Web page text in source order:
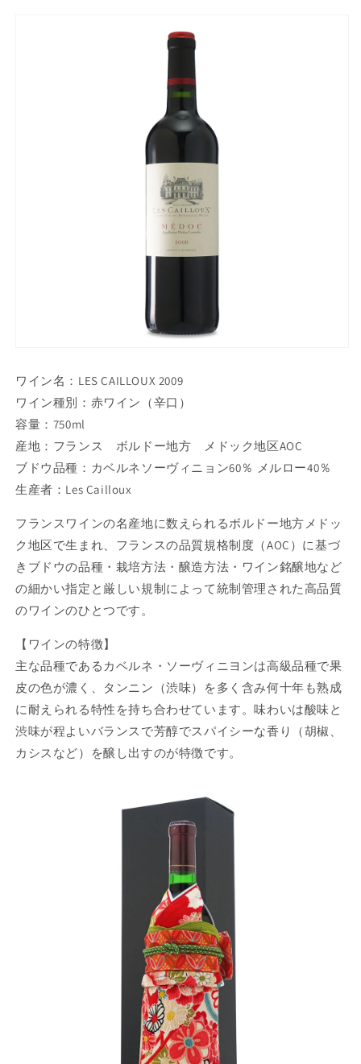
ワイン名：LES CAILLOUX 2009
ワイン種別：赤ワイン（辛口）
容量：750ml
産地：フランス ボルドー地方 メドック地区AOC
ブドウ品種：カベルネソーヴィニョン60％ メルロー40％
生産者：Les Cailloux
フランスワインの名産地に数えられるボルドー地方メドッ
ク地区で生まれ、フランスの品質規格制度（AOC）に基づ
きブドウの品種・栽培方法・醸造方法・ワイン銘醸地など
の細かい指定と厳しい規制によって統制管理された高品質
のワインのひとつです。
【ワインの特徴】
主な品種であるカベルネ・ソーヴィニヨンは高級品種で果
皮の色が濃く、タンニン（渋味）を多く含み何十年も熟成
に耐えられる特性を持ち合わせています。味わいは酸味と
渋味が程よいバランスで芳醇でスパイシーな香り（胡椒、
カシスなど）を醸し出すのが特徴です。